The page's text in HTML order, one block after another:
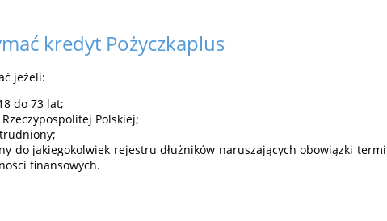
kredyt Pożyczkaplus
jeżeli:
do 73 lat;
Polskiej;
do jakiegokolwiek rejestru dłużników naruszających obowiązki
finansowych.